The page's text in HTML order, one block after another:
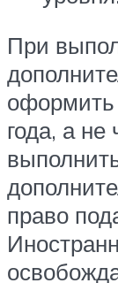
При
года, а не
право